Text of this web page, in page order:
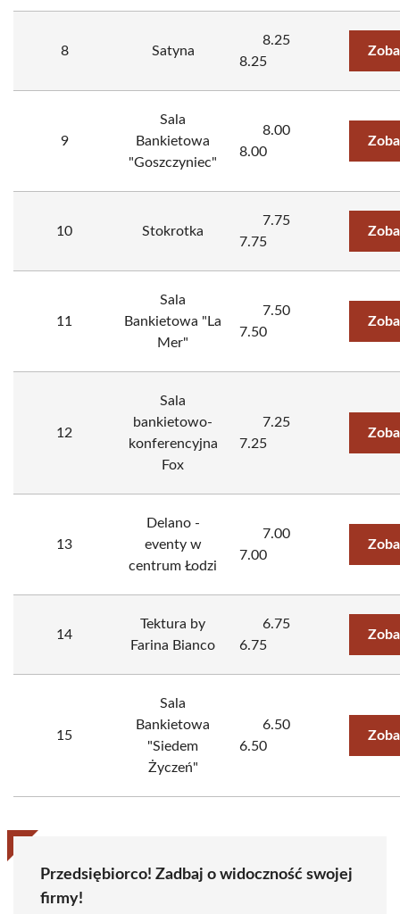
8 Satyna
8.25
8.25
9
Sala
Bankietowa
"Goszczyniec"
8.00
8.00
10 Stokrotka
7.75
7.75
11
Sala
Bankietowa "La
Mer"
7.50
7.50
12
Sala
bankietowo-
konferencyjna
Fox
7.25
7.25
13
Delano -
eventy w
centrum Łodzi
7.00
7.00
14
Tektura by
Farina Bianco
6.75
6.75
15
Sala
Bankietowa
"Siedem
Życzeń"
6.50
6.50
Przedsiębiorco! Zadbaj o widoczność swojej
firmy!